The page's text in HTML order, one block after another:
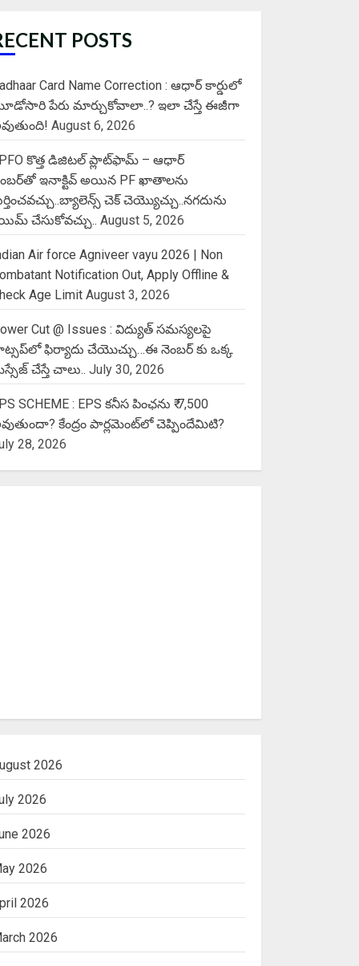
POSTS
Card Name Correction : ఆధార్ కార్డులో
పేరు మార్చుకోవాలా..? ఇలా చేస్తే ఈజీగా
August 6, 2026
కొత్త డిజిటల్ ప్లాట్‌ఫామ్‌ – ఆధార్
ఇనాక్టివ్ అయిన PF ఖాతాలను
చెక్ చెయ్యొచ్చు..నగదును
చేసుకోవచ్చు.. August 5, 2026
Air force Agniveer vayu 2026 | Non
Notification Out, Apply Offline &
Age Limit August 3, 2026
Cut @ Issues : విద్యుత్ సమస్యలపై
ఫిర్యాదు చేయొచ్చు…ఈ నెంబర్ కు ఒక్క
చేస్తే చాలు.. July 30, 2026
SCHEME : EPS కనీస పింఛను ₹ 7,500
కేంద్రం పార్లమెంట్‌లో చెప్పిందేమిటి?
28, 2026
2026
2026
2026
2026
2026
2026